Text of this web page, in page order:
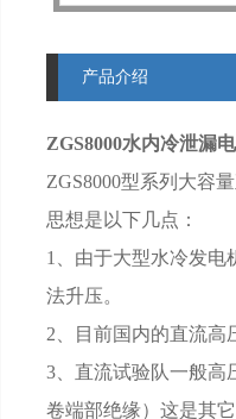
产品介绍
ZGS8000水内冷泄漏
ZGS8000型系列大容
思想是以下几点：
1、由于大型水冷发电
法升压。
2、目前国内的直流高
3、直流试验队一般高
卷端部绝缘）这是其